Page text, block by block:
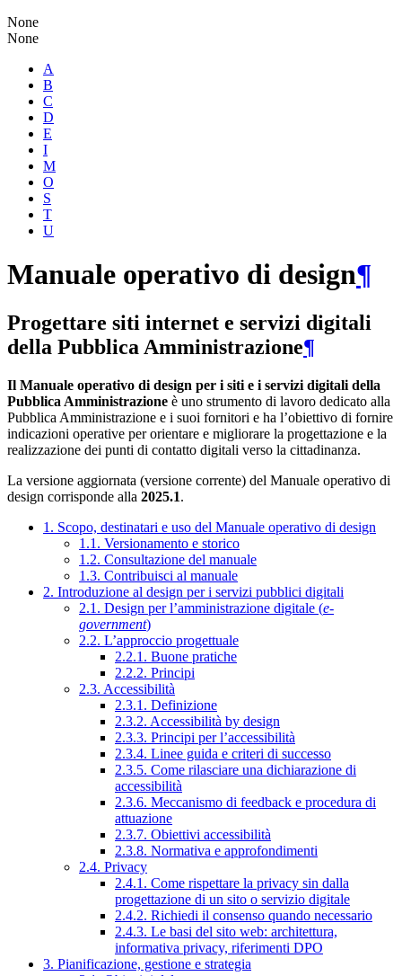
None
None
A
B
C
D
E
I
M
O
S
T
U
Manuale operativo di design¶
Progettare siti internet e servizi digitali
della Pubblica Amministrazione¶
Il Manuale operativo di design per i siti e i servizi digitali della
Pubblica Amministrazione è uno strumento di lavoro dedicato alla
Pubblica Amministrazione e i suoi fornitori e ha l’obiettivo di fornire
indicazioni operative per orientare e migliorare la progettazione e la
realizzazione dei punti di contatto digitali verso la cittadinanza.
La versione aggiornata (versione corrente) del Manuale operativo di
design corrisponde alla 2025.1.
1. Scopo, destinatari e uso del Manuale operativo di design
1.1. Versionamento e storico
1.2. Consultazione del manuale
1.3. Contribuisci al manuale
2. Introduzione al design per i servizi pubblici digitali
2.1. Design per l’amministrazione digitale (e-
government)
2.2. L’approccio progettuale
2.2.1. Buone pratiche
2.2.2. Principi
2.3. Accessibilità
2.3.1. Definizione
2.3.2. Accessibilità by design
2.3.3. Principi per l’accessibilità
2.3.4. Linee guida e criteri di successo
2.3.5. Come rilasciare una dichiarazione di
accessibilità
2.3.6. Meccanismo di feedback e procedura di
attuazione
2.3.7. Obiettivi accessibilità
2.3.8. Normativa e approfondimenti
2.4. Privacy
2.4.1. Come rispettare la privacy sin dalla
progettazione di un sito o servizio digitale
2.4.2. Richiedi il consenso quando necessario
2.4.3. Le basi del sito web: architettura,
informativa privacy, riferimenti DPO
3. Pianificazione, gestione e strategia